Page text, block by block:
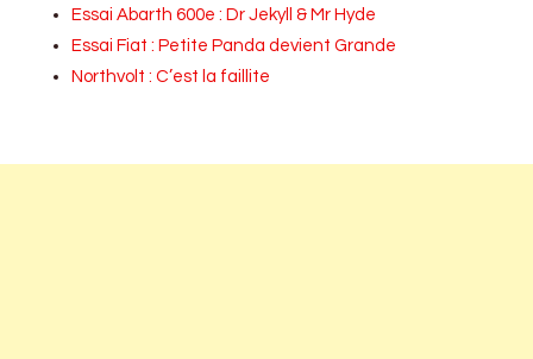
Essai Abarth 600e : Dr Jekyll & Mr Hyde
Essai Fiat : Petite Panda devient Grande
Northvolt : C’est la faillite